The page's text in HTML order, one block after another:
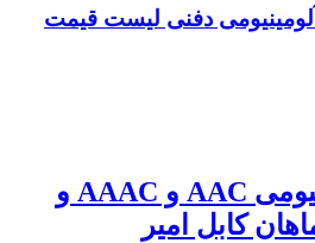
ماهان کابل امیر 16*2 آلومینیومی دفنی لیست قیمت
هادی هوایی آلومینیومی AAC و AAAC و